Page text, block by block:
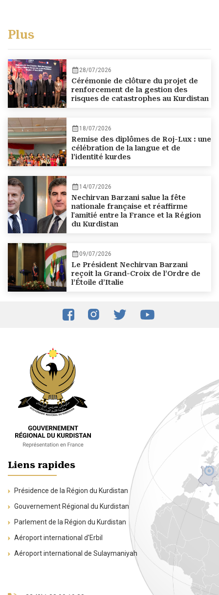
Plus
28/07/2026
Cérémonie de clôture du projet de
renforcement de la gestion des
risques de catastrophes au Kurdistan
18/07/2026
Remise des diplômes de Roj-Lux : une
célébration de la langue et de
l’identité kurdes
14/07/2026
Nechirvan Barzani salue la fête
nationale française et réaffirme
l'amitié entre la France et la Région
du Kurdistan
09/07/2026
Le Président Nechirvan Barzani
reçoit la Grand-Croix de l’Ordre de
l’Étoile d’Italie
Liens rapides
Présidence de la Région du Kurdistan
Gouvernement Régional du Kurdistan
Parlement de la Région du Kurdistan
Aéroport international d'Erbil
Aéroport international de Sulaymaniyah